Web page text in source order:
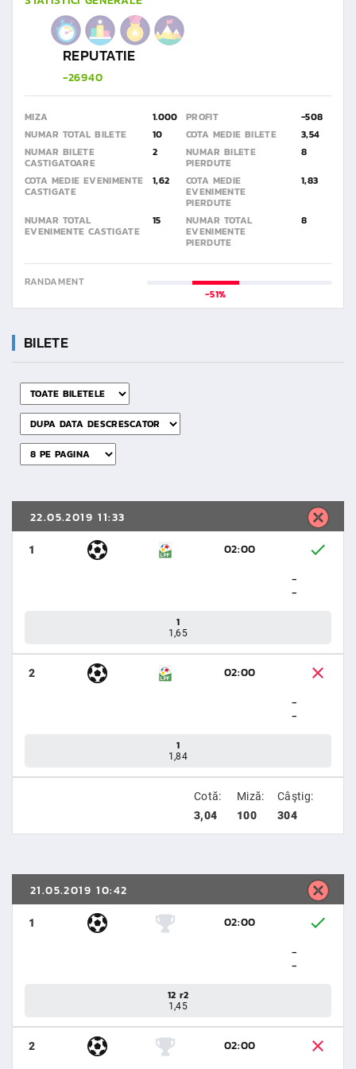
REPUTATIE
-26940
MIZA 1.000 PROFIT
-508
NUMAR TOTAL BILETE
10 COTA MEDIE BILETE
3,54
NUMAR BILETE
CASTIGATOARE
2 NUMAR BILETE
PIERDUTE
8
COTA MEDIE EVENIMENTE
CASTIGATE
1,62 COTA MEDIE
EVENIMENTE
PIERDUTE
1,83
NUMAR TOTAL
EVENIMENTE CASTIGATE
15 NUMAR TOTAL
EVENIMENTE
PIERDUTE
8
RANDAMENT
-51%
BILETE
22.05.2019 11:33
1
02:00
-
-
1
1,65
2
02:00
-
-
1
1,84
Cotă:
3,04
Miză:
100
Câştig:
304
21.05.2019 10:42
1
02:00
-
-
12 r2
1,45
2
02:00